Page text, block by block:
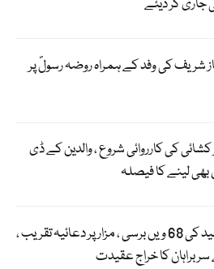
جاری کر دیئے
شریف کی وفد کے ہمراہ روضہ رسولؐ پر
کی کارروائی شروع ، والدین کے ڈی
لینے کا فیصلہ
میجر طفیل شہید کی 68 ویں برسی ، مزار پر دعائیہ تقریب ،
کا خراج عقیدت